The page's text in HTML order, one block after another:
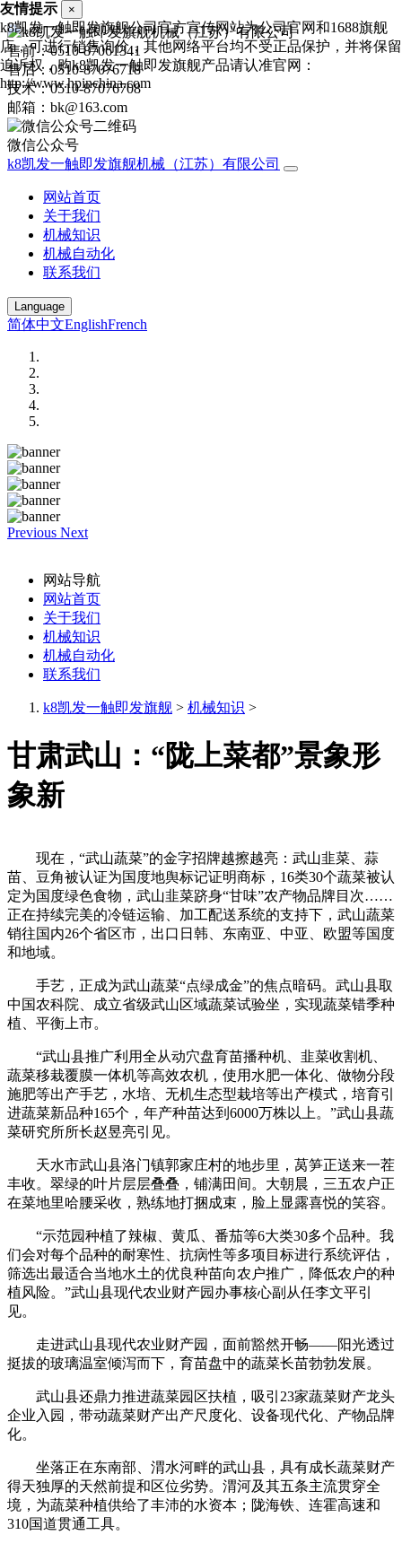
售前：0510-87061341
售后：0510-87076718
技术：0510-87076708
邮箱：bk@163.com
微信公众号
k8凯发一触即发旗舰机械（江苏）有限公司
网站首页
关于我们
机械知识
机械自动化
联系我们
Language
简体中文EnglishFrench
Previous Next
网站导航
网站首页
关于我们
机械知识
机械自动化
联系我们
k8凯发一触即发旗舰 > 机械知识 >
甘肃武山：“陇上菜都”景象形
象新
现在，“武山蔬菜”的金字招牌越擦越亮：武山韭菜、蒜
苗、豆角被认证为国度地舆标记证明商标，16类30个蔬菜被认
定为国度绿色食物，武山韭菜跻身“甘味”农产物品牌目次……
正在持续完美的冷链运输、加工配送系统的支持下，武山蔬菜
销往国内26个省区市，出口日韩、东南亚、中亚、欧盟等国度
和地域。
手艺，正成为武山蔬菜“点绿成金”的焦点暗码。武山县取
中国农科院、成立省级武山区域蔬菜试验坐，实现蔬菜错季种
植、平衡上市。
“武山县推广利用全从动穴盘育苗播种机、韭菜收割机、
蔬菜移栽覆膜一体机等高效农机，使用水肥一体化、做物分段
施肥等出产手艺，水培、无机生态型栽培等出产模式，培育引
进蔬菜新品种165个，年产种苗达到6000万株以上。”武山县蔬
菜研究所所长赵昱亮引见。
天水市武山县洛门镇郭家庄村的地步里，莴笋正送来一茬
丰收。翠绿的叶片层层叠叠，铺满田间。大朝晨，三五农户正
在菜地里哈腰采收，熟练地打捆成束，脸上显露喜悦的笑容。
“示范园种植了辣椒、黄瓜、番茄等6大类30多个品种。我
们会对每个品种的耐寒性、抗病性等多项目标进行系统评估，
筛选出最适合当地水土的优良种苗向农户推广，降低农户的种
植风险。”武山县现代农业财产园办事核心副从任李文平引
见。
走进武山县现代农业财产园，面前豁然开畅——阳光透过
挺拔的玻璃温室倾泻而下，育苗盘中的蔬菜长苗勃勃发展。
武山县还鼎力推进蔬菜园区扶植，吸引23家蔬菜财产龙头
企业入园，带动蔬菜财产出产尺度化、设备现代化、产物品牌
化。
坐落正在东南部、渭水河畔的武山县，具有成长蔬菜财产
得天独厚的天然前提和区位劣势。渭河及其五条主流贯穿全
境，为蔬菜种植供给了丰沛的水资本；陇海铁、连霍高速和
310国道贯通工具。
友情提示 ×
k8凯发一触即发旗舰公司官方宣传网站为公司官网和1688旗舰
店，可进行销售询价，其他网络平台均不受正品保护，并将保留
追诉权，购k8凯发一触即发旗舰产品请认准官网：
http://www.hpinchina.com